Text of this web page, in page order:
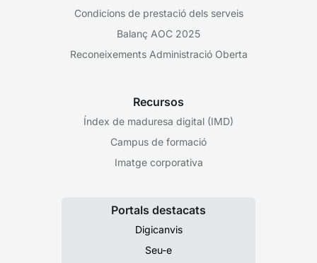
Condicions de prestació dels serveis
Balanç AOC 2025
Reconeixements Administració Oberta
Recursos
Índex de maduresa digital (IMD)
Campus de formació
Imatge corporativa
Portals destacats
Digicanvis
Seu-e